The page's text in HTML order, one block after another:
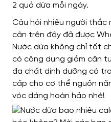
2 quả dừa mỗi ngày.
Câu hỏi nhiều người thắc
cân trên đây đã được
Nước dừa không chỉ tốt
có công dụng giảm cân
đa chất dinh dưỡng có
cấp cho cơ thể nguồn
vóc dáng hoàn hảo nhé!